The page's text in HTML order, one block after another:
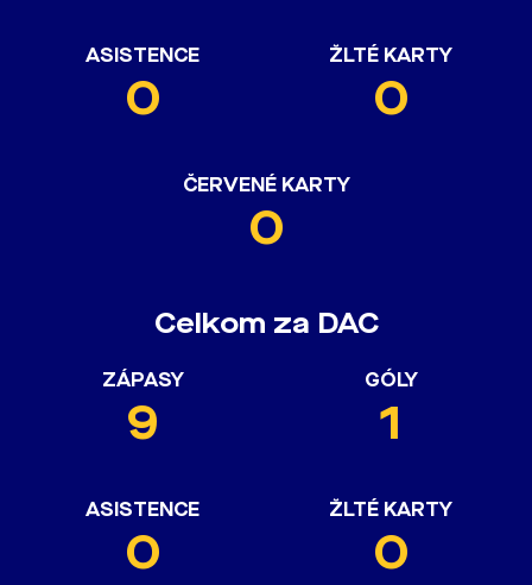
ASISTENCE
0
ŽLTÉ KARTY
0
ČERVENÉ KARTY
0
Celkom za DAC
ZÁPASY
9
GÓLY
1
ASISTENCE
0
ŽLTÉ KARTY
0